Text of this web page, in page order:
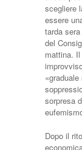
scegliere
essere
tarda
del
mattina.
sorpresa
Dopo il